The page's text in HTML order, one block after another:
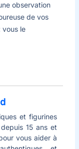
observation
de vos
vous le
et figurines
15 ans et
vous aider à